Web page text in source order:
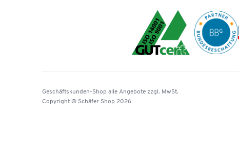
Geschäftskunden-Shop alle Angebote zzgl. MwSt.
Copyright © Schäfer Shop 2026